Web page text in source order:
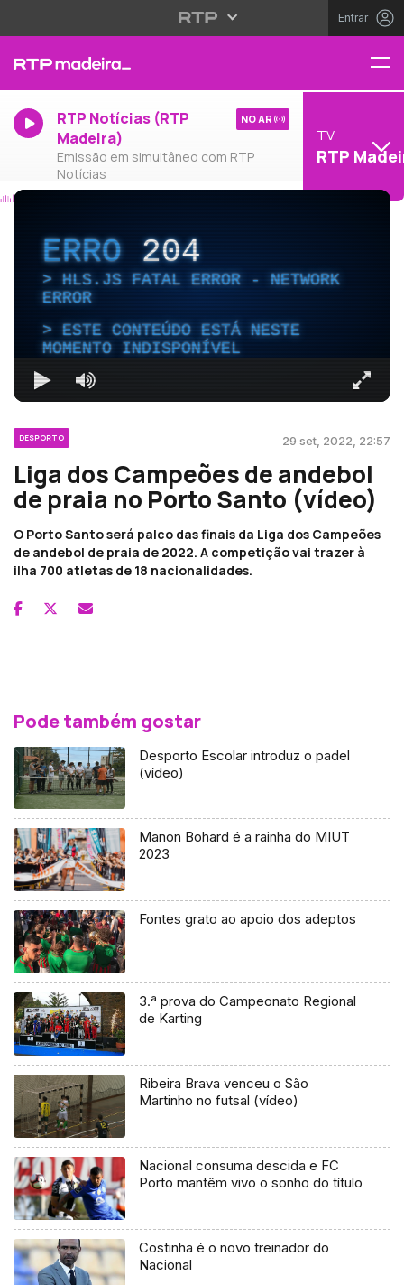
Entrar
RTP Notícias (RTP
Madeira)
Emissão em simultâneo com RTP
Notícias
NO AR
TV
RTP
ERRO204
HLS.JS FATAL ERROR - NETWORK
ERROR
ESTE CONTEÚDO ESTÁ NESTE
MOMENTO INDISPONÍVEL
DESPORTO 29 set, 2022, 22:57
Liga dos Campeões de andebol
de praia no Porto Santo (vídeo)
O Porto Santo será palco das finais da Liga dos Campeões
de andebol de praia de 2022. A competição vai trazer à
ilha 700 atletas de 18 nacionalidades.
Pode também gostar
Desporto Escolar introduz o padel
(vídeo)
Manon Bohard é a rainha do MIUT
2023
Fontes grato ao apoio dos adeptos
3.ª prova do Campeonato Regional
de Karting
Ribeira Brava venceu o São
Martinho no futsal (vídeo)
Nacional consuma descida e FC
Porto mantêm vivo o sonho do título
Costinha é o novo treinador do
Nacional